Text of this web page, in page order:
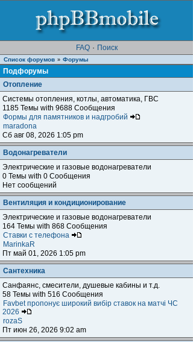
FAQ · Поиск
Список форумов » Форумы
Подфорумы
Отопление
Системы отопления, котлы, автоматика, ГВС
1185 Темы with 9688 Сообщения
Формы для памятников и надгробий
maradona
Сб авг 08, 2026 1:05 pm
Водонагреватели
Электрические и газовые водонагреватели
0 Темы with 0 Сообщения
Нет сообщений
Вентиляция и кондиционирование
Электрические и газовые водонагреватели
164 Темы with 868 Сообщения
Ставки с телефона
MarinkaR
Пт май 01, 2026 1:05 pm
Сантехника
Санфаянс, смесители, душевые кабины и т.д.
58 Темы with 516 Сообщения
Favbet пропонує широкий вибір ставок на матчі ЧС
2026
rozaS
Пт июн 26, 2026 9:02 am